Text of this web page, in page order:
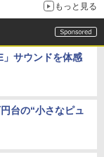
もっと見る
サウンドを体感
台の“小さなピュ